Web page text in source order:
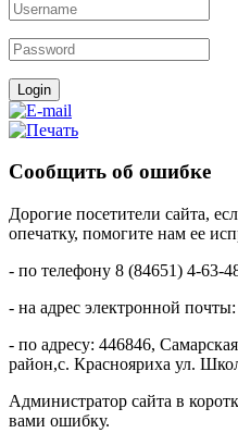
Cообщить об ошибке
Дорогие посетители сайта,
опечатку, помогите нам ее
- по телефону 8 (84651) 4-63-
- на адрес электронной почты:
- по адресу: 446846,
район,с. Краснояриха ул.
Администратор сайта в
вами ошибку.